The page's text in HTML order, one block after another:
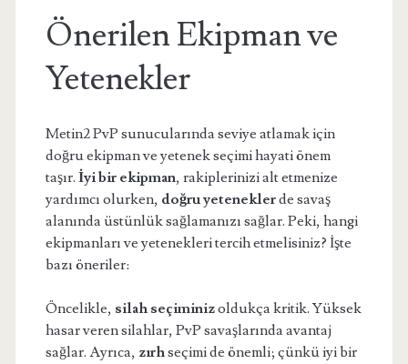
Önerilen Ekipman ve
Yetenekler
Metin2 PvP sunucularında seviye atlamak için
doğru ekipman ve yetenek seçimi hayati önem
taşır. İyi bir ekipman, rakiplerinizi alt etmenize
yardımcı olurken, doğru yeteneklerde savaş
alanında üstünlük sağlamanızı sağlar. Peki, hangi
ekipmanları ve yetenekleri tercih etmelisiniz? İşte
bazı öneriler:
Öncelikle, silah seçiminizoldukça kritik. Yüksek
hasar veren silahlar, PvP savaşlarında avantaj
sağlar. Ayrıca, zırhseçimi de önemli; çünkü iyi bir